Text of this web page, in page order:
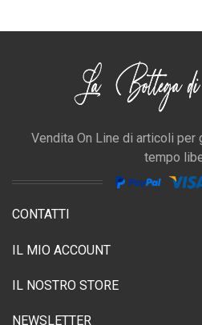
Vendita On Line di articoli
tempo
CONTATTI
IL MIO ACCOUNT
IL NOSTRO STORE
NEWSLETTER